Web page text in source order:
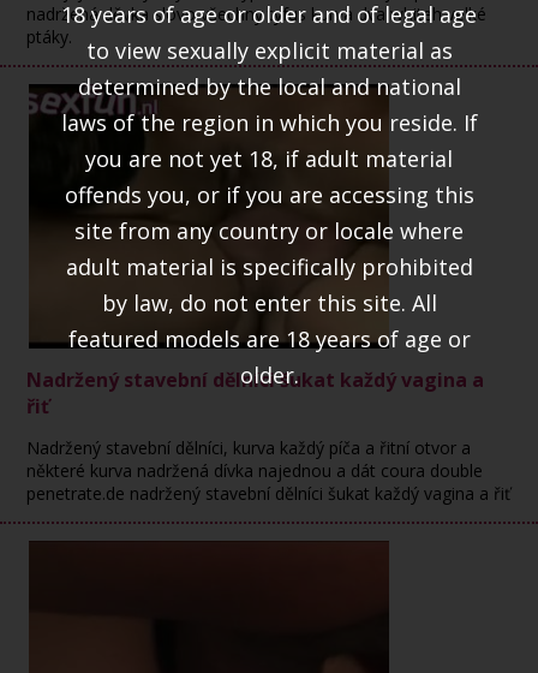
nadržená děvka slovo všechny tyfus kurva dva whiteh velké
ptáky.
Nadržený stavební dělníci šukat každý vagina a
řiť
Nadržený stavební dělníci, kurva každý píča a řitní otvor a
některé kurva nadržená dívka najednou a dát coura double
penetrate.de nadržený stavební dělníci šukat každý vagina a řiť
18 years of age or older and of legal age
to view sexually explicit material as
determined by the local and national
laws of the region in which you reside. If
you are not yet 18, if adult material
offends you, or if you are accessing this
site from any country or locale where
adult material is specifically prohibited
by law, do not enter this site. All
featured models are 18 years of age or
older.